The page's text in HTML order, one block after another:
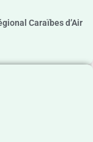
Caraïbes d’Air